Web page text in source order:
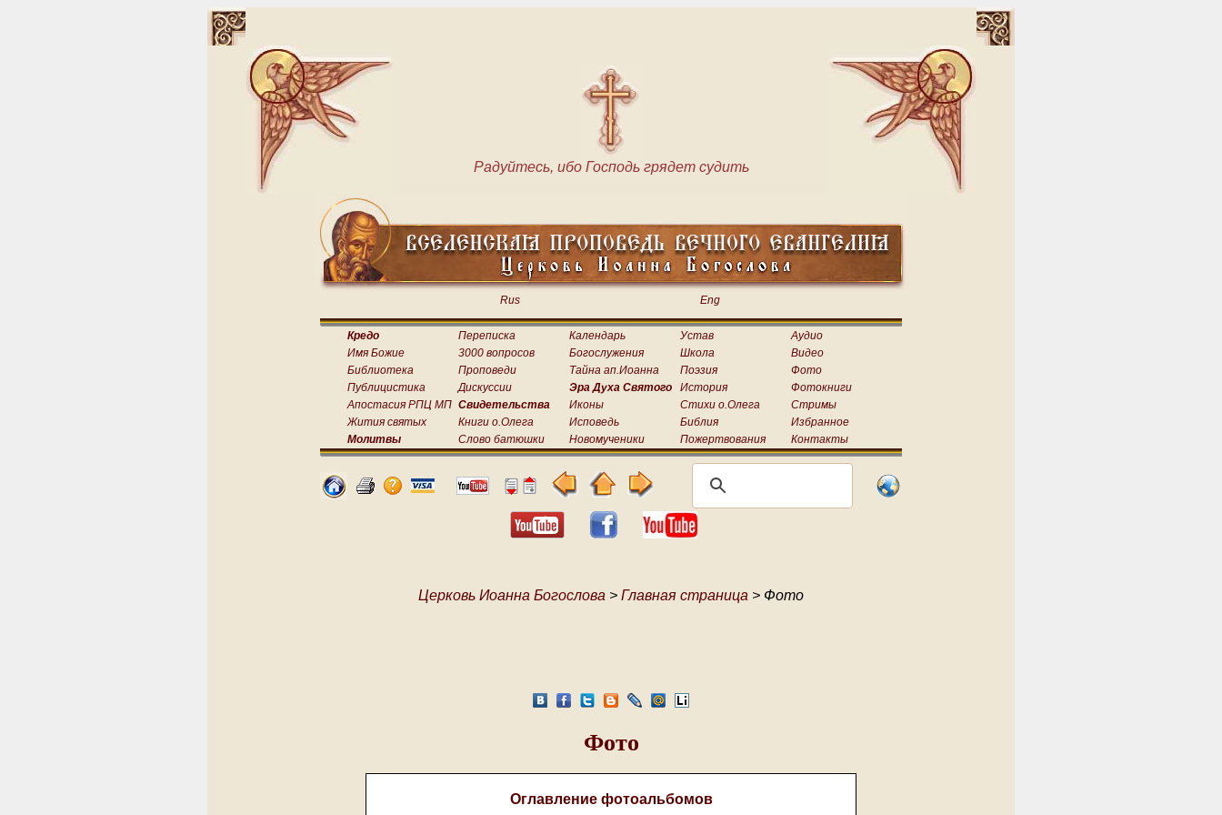
Радуйтесь, ибо Господь грядет судить
Rus Eng
Кредо Переписка Календарь Устав
Аудио
Имя Божие
3000 вопросов Богослужения Школа
Видео
Библиотека
Проповеди Тайна ап.Иоанна Поэзия
Фото
Публицистика
Дискуссии Эра Духа Святого История
Фотокниги
Апостасия РПЦ МП Свидетельства Иконы Стихи о.Олега
Стримы
Жития святых
Книги о.Олега Исповедь Библия
Избранное
Молитвы
Слово батюшки Новомученики Пожертвования Контакты
Церковь Иоанна Богослова > Главная страница > Фото
Фото
Оглавление фотоальбомов